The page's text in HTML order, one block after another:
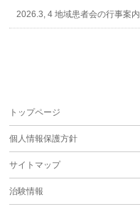
2026.3, 4 地域患者会の行事案内
トップページ
個人情報保護方針
サイトマップ
治験情報